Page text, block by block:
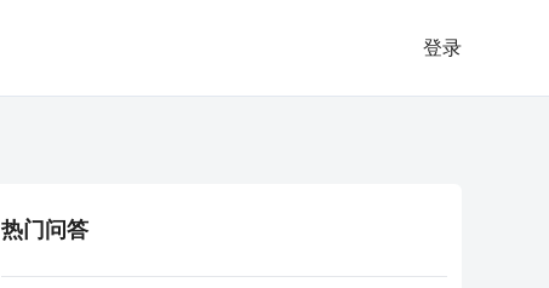
登录
热门问答